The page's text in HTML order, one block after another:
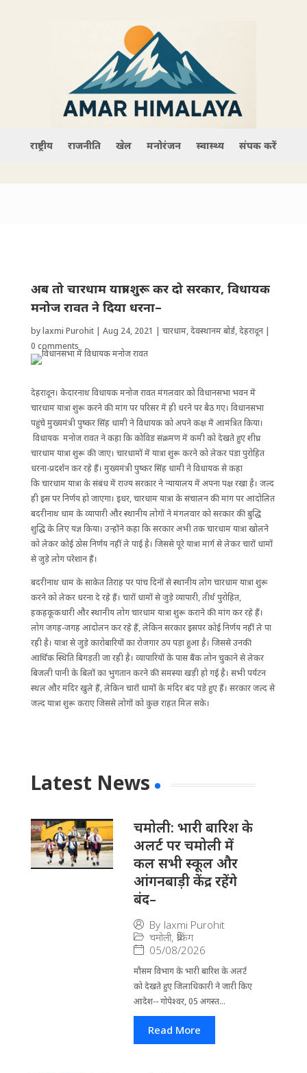
राष्ट्रीय राजनीति खेल मनोरंजन स्वास्थ्य संपर्क करें
अब तो चारधाम यात्रा शुरू कर दो सरकार, विधायक
मनोज रावत ने दिया धरना–
bylaxmi Purohit| Aug 24, 2021 | चारधाम,देवस्थानम बोर्ड,देहरादून|
0 comments
देहरादून। केदारनाथ विधायक मनोज रावत मंगलवार को विधानसभा भवन में
चारधाम यात्रा शुरू करने की मांग पर परिसर में ही धरने पर बैठ गए। विधानसभा
पहुंचे मुख्यमंत्री पुष्कर सिंह धामी ने विधायक को अपने कक्ष में आमंत्रित किया।
विधायक मनोज रावत ने कहा कि कोविड संक्रमण में कमी को देखते हुए शीघ्र
चारधाम यात्रा शुरू की जाए। चारधामों में यात्रा शुरू करने को लेकर पंडा पुरोहित
धरना-प्रदर्शन कर रहे हैं। मुख्यमंत्री पुष्कर सिंह धामी ने विधायक से कहा
कि चारधाम यात्रा के संबंध में राज्य सरकार ने न्यायालय में अपना पक्ष रखा है। जल्द
ही इस पर निर्णय हो जाएगा। इधर, चारधाम यात्रा के संचालन की मांग पर आंदोलित
बदरीनाथ धाम के व्यापारी और स्थानीय लोगों ने मंगलवार को सरकार की बुद्धि
शुद्धि के लिए यज्ञ किया। उन्होंने कहा कि सरकार अभी तक चारधाम यात्रा खोलने
को लेकर कोई ठोस निर्णय नहीं ले पाई है। जिससे पूरे यात्रा मार्ग से लेकर चारों धामों
से जुड़े लोग परेशान हैं।
बदरीनाथ धाम के साकेत तिराह पर पांच दिनों से स्थानीय लोग चारधाम यात्रा शुरू
करने को लेकर धरना दे रहे हैं। चारों धामों से जुड़े व्यापारी, तीर्थ पुरोहित,
हकहकूकधारी और स्थानीय लोग चारधाम यात्रा शुरू कराने की मांग कर रहे हैं।
लोग जगह-जगह आंदोलन कर रहे हैं, लेकिन सरकार इसपर कोई निर्णय नहीं ले पा
रही है। यात्रा से जुड़े कारोबारियों का रोजगार ठप पड़ा हुआ है। जिससे उनकी
आर्थिक स्थिति बिगड़ती जा रही है। व्यापारियों के पास बैंक लोन चुकाने से लेकर
बिजली पानी के बिलों का भुगतान करने की समस्या खड़ी हो गई है। सभी पर्यटन
स्थल और मंदिर खुले हैं, लेकिन चारों धामों के मंदिर बंद पड़े हुए हैं। सरकार जल्द से
जल्द यात्रा शुरू कराए जिससे लोगों को कुछ राहत मिल सके।
Latest News
चमोली: भारी बारिश के
अलर्ट पर चमोली में
कल सभी स्कूल और
आंगनबाड़ी केंद्र रहेंगे
बंद–
By laxmi Purohit
चमोली, ब्रेकिंग
05/08/2026
मौसम विभाग के भारी बारिश के अलर्ट
को देखते हुए जिला​धिकारी ने जारी किए
आदेश-- गोपेश्वर, 05 अगस्त...
Read More